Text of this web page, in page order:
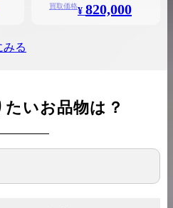
買取価格¥ 820,000
みる
いお品物は？